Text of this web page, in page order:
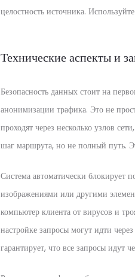
целостность источника.
Технические аспекты и
Безопасность данных стоит на
анонимизации трафика. Это не
проходят через несколько узлов
шаг маршрута, но не полный путь.
Система автоматически блокирует
изображениями или другими
компьютер клиента от вирусов и
настройке запросы могут идти
гарантирует, что все запросы идут